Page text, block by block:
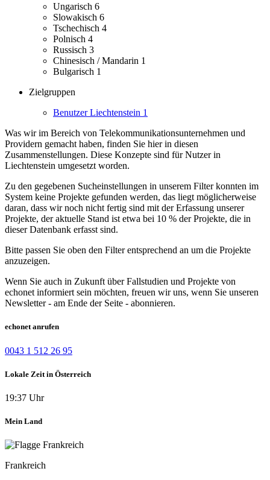
Ungarisch 6
Slowakisch 6
Tschechisch 4
Polnisch 4
Russisch 3
Chinesisch / Mandarin 1
Bulgarisch 1
Zielgruppen
Benutzer Liechtenstein 1
Was wir im Bereich von Telekommunikationsunternehmen und
Providern gemacht haben, finden Sie hier in diesen
Zusammenstellungen. Diese Konzepte sind für Nutzer in
Liechtenstein umgesetzt worden.
Zu den gegebenen Sucheinstellungen in unserem Filter konnten im
System keine Projekte gefunden werden, das liegt möglicherweise
daran, dass wir noch nicht fertig sind mit der Erfassung unserer
Projekte, der aktuelle Stand ist etwa bei 10 % der Projekte, die in
dieser Datenbank erfasst sind.
Bitte passen Sie oben den Filter entsprechend an um die Projekte
anzuzeigen.
Wenn Sie auch in Zukunft über Fallstudien und Projekte von
echonet informiert sein möchten, freuen wir uns, wenn Sie unseren
Newsletter - am Ende der Seite - abonnieren.
echonet anrufen
0043 1 512 26 95
Lokale Zeit in Österreich
19:37 Uhr
Mein Land
Frankreich